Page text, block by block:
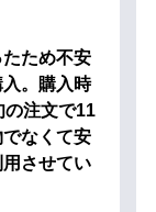
ため不安
。購入時
の注文で11
なくて安
させてい